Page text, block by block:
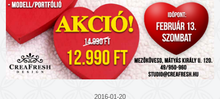
2016-01-20